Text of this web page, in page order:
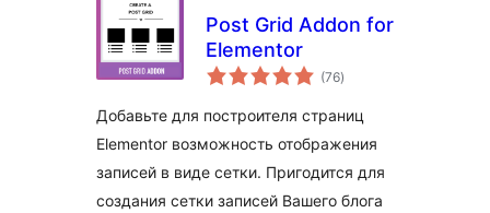
Post Grid Addon for
Elementor
(76общий
рейтинг
)
Добавьте для построителя страниц
Elementor возможность отображения
записей в виде сетки. Пригодится для
создания сетки записей Вашего блога